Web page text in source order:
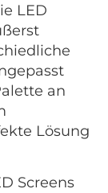
LED
an
Lösung
Screens